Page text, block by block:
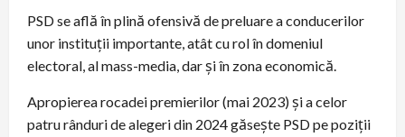
PSD se află în plină ofensivă de preluare a conducerilor
unor instituții importante, atât cu rol în domeniul
electoral, al mass-media, dar și în zona economică.
Apropierea rocadei premierilor (mai 2023) și a celor
patru rânduri de alegeri din 2024 găsește PSD pe poziții